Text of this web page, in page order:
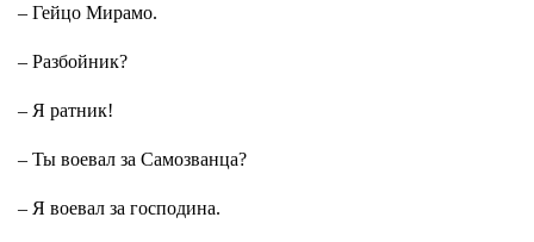
– Гейцо Мирамо.
– Разбойник?
– Я ратник!
– Ты воевал за Самозванца?
– Я воевал за господина.